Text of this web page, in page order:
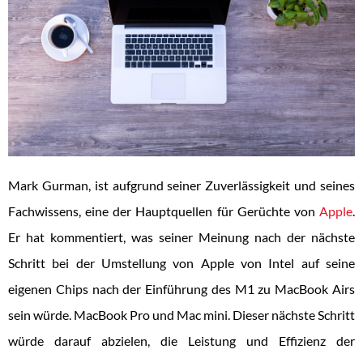
Mark Gurman, ist aufgrund seiner Zuverlässigkeit und seines
Fachwissens, eine der Hauptquellen für Gerüchte von Apple.
Er hat kommentiert, was seiner Meinung nach der nächste
Schritt bei der Umstellung von Apple von Intel auf seine
eigenen Chips nach der Einführung des M1 zu MacBook Airs
sein würde. MacBook Pro und Mac mini. Dieser nächste Schritt
würde darauf abzielen, die Leistung und Effizienz der